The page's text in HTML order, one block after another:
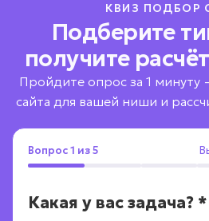
КВИЗ ПОДБОР
Подберите
получите
Пройдите опрос за 1
сайта для вашей ниши и
Вопрос 1 из 5
Какая у вас задача? *
Вопрос 2 из 5
Какой бюджет есть
Вопрос 3 из 5
Что вы продаёте? *
Вопрос 4 из 5
Сколько заявок в
Вопрос 5 из 5
В какие сроки
✅Квиз пройден — план готов
Получите смету на